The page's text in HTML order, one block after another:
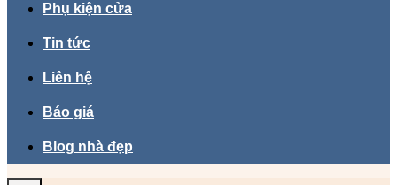
Phụ kiện cửa
Tin tức
Liên hệ
Báo giá
Blog nhà đẹp